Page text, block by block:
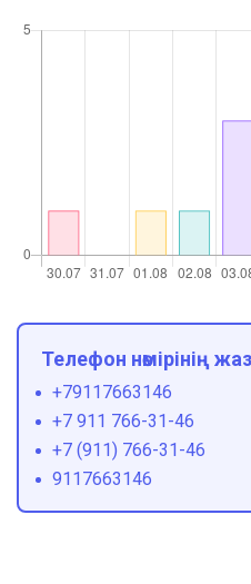
Телефон нөмірінің
+79117663146
+7 911 766-31-46
+7 (911) 766-31-46
9117663146